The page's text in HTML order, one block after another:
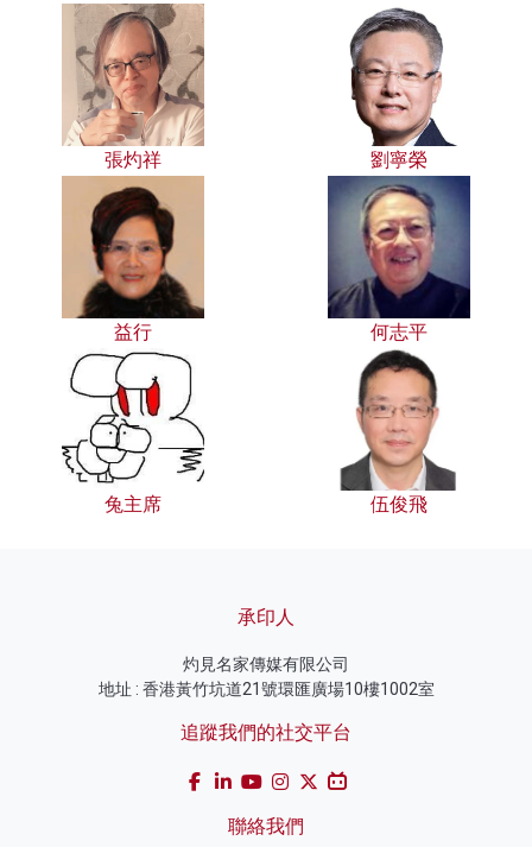
張灼祥 劉寧榮
益行 何志平
兔主席 伍俊飛
承印人
灼見名家傳媒有限公司
地址 : 香港黃竹坑道21號環匯廣場10樓1002室
追蹤我們的社交平台
聯絡我們